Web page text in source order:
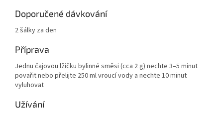
Doporučené dávkování
2 šálky za den
Příprava
Jednu čajovou lžičku bylinné směsi (cca 2 g) nechte 3–5 minut
povařit nebo přelijte 250 ml vroucí vody a nechte 10 minut
vyluhovat
Užívání